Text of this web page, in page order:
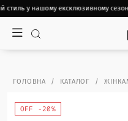
стиль у нашому ексклюзивному
ГОЛОВНА КАТАЛОГ
OFF -20%